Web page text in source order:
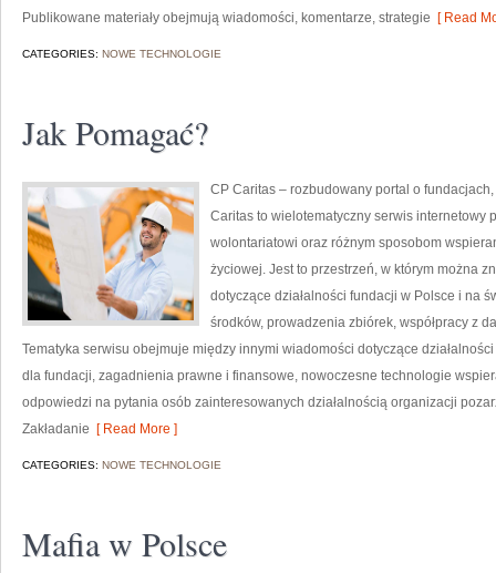
Publikowane materiały obejmują wiadomości, komentarze, strategie [ Read
CATEGORIES: NOWE TECHNOLOGIE
Jak Pomagać?
CP Caritas – rozbudowany portal o
Caritas to wielotematyczny serwis internetowy
wolontariatowi oraz różnym sposobom
życiowej. Jest to przestrzeń, w którym można
dotyczące działalności fundacji w Polsce i na
środków, prowadzenia zbiórek, współpracy z
Tematyka serwisu obejmuje między innymi wiadomości dotyczące
dla fundacji, zagadnienia prawne i finansowe, nowoczesne technologie
odpowiedzi na pytania osób zainteresowanych działalnością organizacji
Zakładanie [ Read More ]
CATEGORIES: NOWE TECHNOLOGIE
Mafia w Polsce